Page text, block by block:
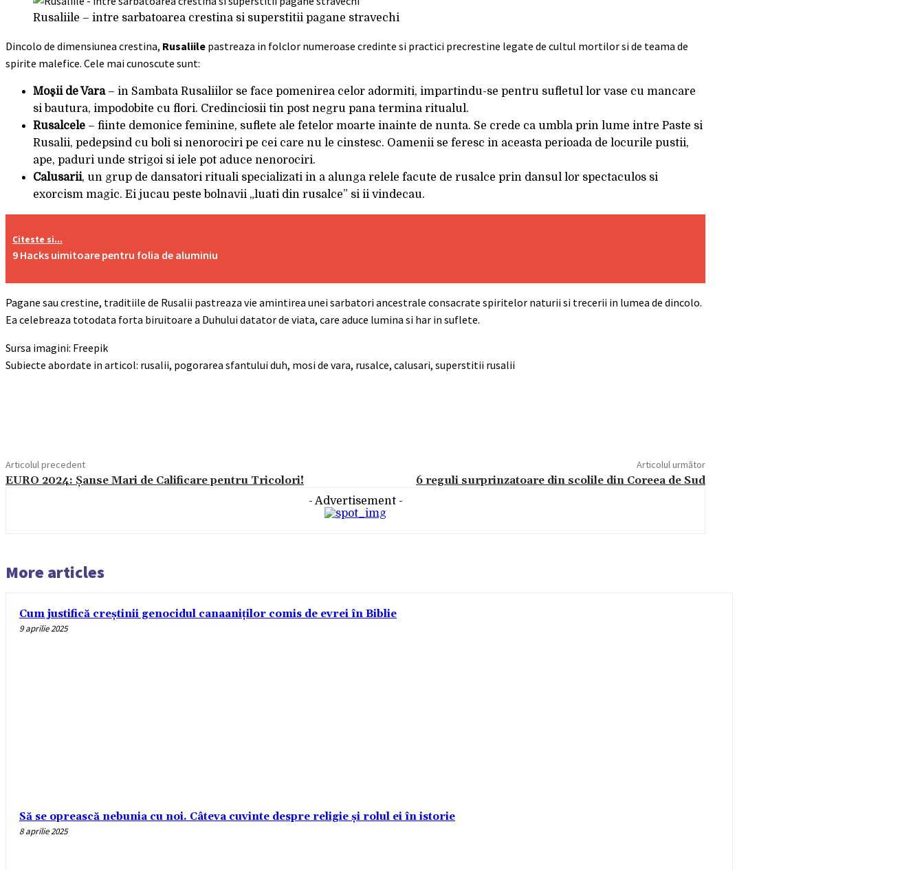
Rusaliile – intre sarbatoarea crestina si superstitii pagane stravechi
Dincolo de dimensiunea crestina, Rusaliile pastreaza in folclor numeroase credinte si practici precrestine legate de cultul mortilor si de teama de
spirite malefice. Cele mai cunoscute sunt:
Moşii de Vara– in Sambata Rusaliilor se face pomenirea celor adormiti, impartindu-se pentru sufletul lor vase cu mancare
si bautura, impodobite cu flori. Credinciosii tin post negru pana termina ritualul.
Rusalcele – fiinte demonice feminine, suflete ale fetelor moarte inainte de nunta. Se crede ca umbla prin lume intre Paste si
Rusalii, pedepsind cu boli si nenorociri pe cei care nu le cinstesc. Oamenii se feresc in aceasta perioada de locurile pustii,
ape, paduri unde strigoi si iele pot aduce nenorociri.
Calusarii, un grup de dansatori rituali specializati in a alunga relele facute de rusalce prin dansul lor spectaculos si
exorcism magic. Ei jucau peste bolnavii „luati din rusalce” si ii vindecau.
Citeste si...
9 Hacks uimitoare pentru folia de aluminiu
Pagane sau crestine, traditiile de Rusalii pastreaza vie amintirea unei sarbatori ancestrale consacrate spiritelor naturii si trecerii in lumea de dincolo.
Ea celebreaza totodata forta biruitoare a Duhului datator de viata, care aduce lumina si har in suflete.
Sursa imagini: Freepik
Subiecte abordate in articol: rusalii, pogorarea sfantului duh, mosi de vara, rusalce, calusari, superstitii rusalii
Articolul precedent
EURO 2024: Șanse Mari de Calificare pentru Tricolori!
Articolul următor
6 reguli surprinzatoare din scolile din Coreea de Sud
- Advertisement -
More articles
Cum justifică creștinii genocidul canaaniților comis de evrei în Biblie
9 aprilie 2025
Să se oprească nebunia cu noi. Câteva cuvinte despre religie și rolul ei în istorie
8 aprilie 2025